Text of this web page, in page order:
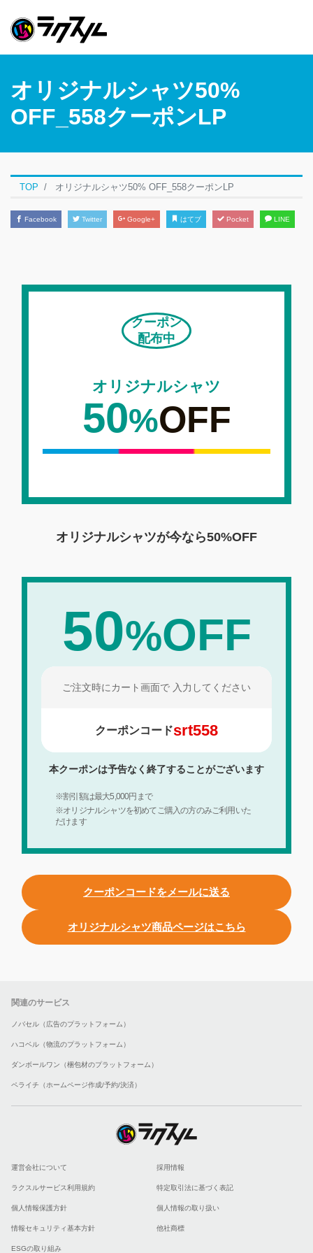
オリジナルシャツ50%
OFF_558クーポンLP
TOP オリジナルシャツ50% OFF_558クーポンLP
Facebook Twitter Google+ はてブ Pocket LINE
クーポン
配布中
オリジナルシャツ
50%OFF
オリジナルシャツが今なら50%OFF
50%OFF
ご注文時にカート画面で 入力してください
クーポンコードsrt558
本クーポンは予告なく終了することがございます
※割引額は最大5,000円まで
※オリジナルシャツを初めてご購入の方のみご利用いた
だけます
クーポンコードをメールに送る
オリジナルシャツ商品ページはこちら
関連のサービス
ノバセル（広告のプラットフォーム）
ハコベル（物流のプラットフォーム）
ダンボールワン（梱包材のプラットフォーム）
ペライチ（ホームページ作成/予約/決済）
運営会社について 採用情報
ラクスルサービス利用規約 特定取引法に基づく表記
個人情報保護方針 個人情報の取り扱い
情報セキュリティ基本方針 他社商標
ESGの取り組み